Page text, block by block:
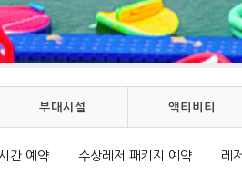
부대시설 액티비티
간 예약 수상레저 패키지 예약 레